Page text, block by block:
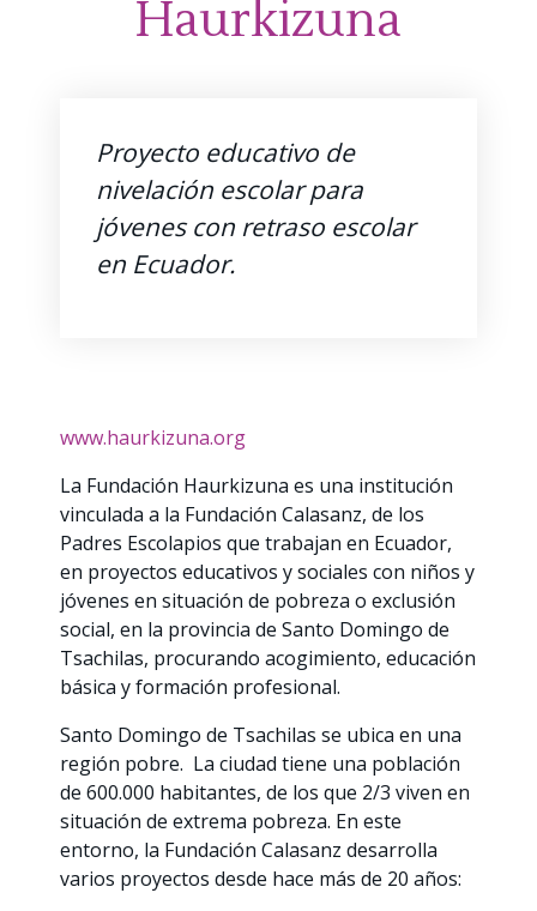
Haurkizuna
Proyecto educativo de
nivelación escolar para
jóvenes con retraso escolar
en Ecuador.
www.haurkizuna.org
La Fundación Haurkizuna es una institución
vinculada a la Fundación Calasanz, de los
Padres Escolapios que trabajan en Ecuador,
en proyectos educativos y sociales con niños y
jóvenes en situación de pobreza o exclusión
social, en la provincia de Santo Domingo de
Tsachilas, procurando acogimiento, educación
básica y formación profesional.
Santo Domingo de Tsachilas se ubica en una
región pobre. La ciudad tiene una población
de 600.000 habitantes, de los que 2/3 viven en
situación de extrema pobreza. En este
entorno, la Fundación Calasanz desarrolla
varios proyectos desde hace más de 20 años: